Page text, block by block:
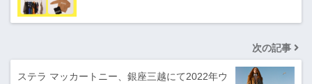
次の記事
ステラ マッカートニー、銀座三越にて2022年ウ